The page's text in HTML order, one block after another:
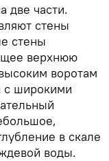
две части.
стены
стены
верхнюю
воротам
с широкими
в скале
воды.